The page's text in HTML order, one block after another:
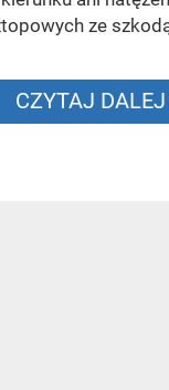
ze
CZYTAJ DALEJ